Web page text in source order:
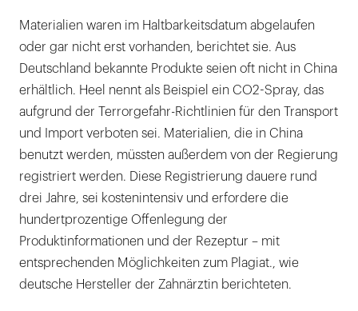
Materialien waren im Haltbarkeitsdatum abgelaufen
oder gar nicht erst vorhanden, berichtet sie. Aus
Deutschland bekannte Produkte seien oft nicht in China
erhältlich. Heel nennt als Beispiel ein CO2-Spray, das
aufgrund der Terrorgefahr-Richtlinien für den Transport
und Import verboten sei. Materialien, die in China
benutzt werden, müssten außerdem von der Regierung
registriert werden. Diese Registrierung dauere rund
drei Jahre, sei kostenintensiv und erfordere die
hundertprozentige Offenlegung der
Produktinformationen und der Rezeptur – mit
entsprechenden Möglichkeiten zum Plagiat., wie
deutsche Hersteller der Zahnärztin berichteten.